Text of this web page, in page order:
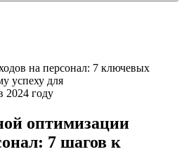
оптимизации
7 шагов к